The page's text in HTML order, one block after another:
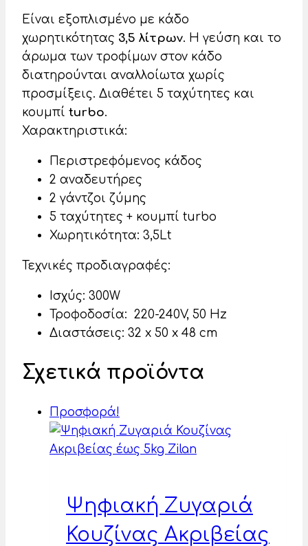
Είναι εξοπλισμένο με κάδο
χωρητικότητας 3,5 λίτρων. Η γεύση και το
άρωμα των τροφίμων στον κάδο
διατηρούνται αναλλοίωτα χωρίς
προσμίξεις. Διαθέτει 5 ταχύτητες και
κουμπί turbo.
Χαρακτηριστικά:
Περιστρεφόμενος κάδος
2 αναδευτήρες
2 γάντζοι ζύμης
5 ταχύτητες + κουμπί turbo
Χωρητικότητα: 3,5Lt
Τεχνικές προδιαγραφές:
Ισχύς: 300W
Τροφοδοσία: 220-240V, 50 Hz
Διαστάσεις: 32 x 50 x 48 cm
Σχετικά προϊόντα
Προσφορά!
Ψηφιακή Ζυγαριά
Κουζίνας Ακριβείας